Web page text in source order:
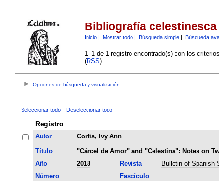
Bibliografía celestinesca
Inicio| Mostrar todo| Búsqueda simple| Búsqueda
1–1 de 1 registro encontrado(s) con los
(RSS):
Opciones de búsqueda y visualización
Seleccionar todo Deseleccionar todo
Registro
Autor
Corfis, Ivy Ann
Título
"Cárcel de Amor" and "Celestina": Notes on
Año
2018 Revista
Bulletin of Spanish
Número
Fascículo